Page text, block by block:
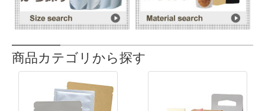
商品カテゴリから探す